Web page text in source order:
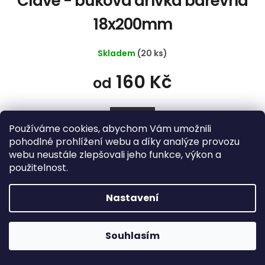
Používáme cookies, abychom Vám umožnili
pohodlné prohlížení webu a díky analýze provozu
webu neustále zlepšovali jeho funkce, výkon a
použitelnost.
Nastavení
Souhlasím
18x200mm
Skladem (20 ks)
od 160 Kč
1 pár 12 párů 24 párů 36 párů